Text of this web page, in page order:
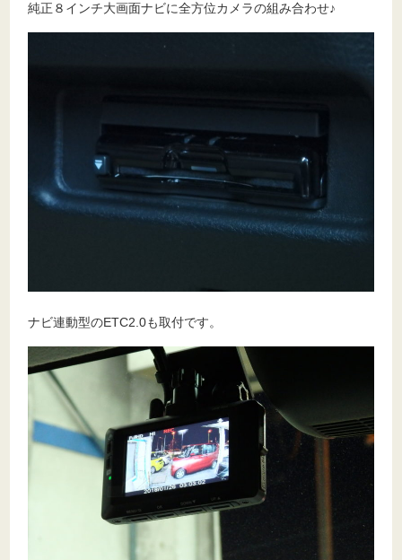
純正８インチ大画面ナビに全方位カメラの組み合わせ♪
ナビ連動型のETC2.0も取付です。